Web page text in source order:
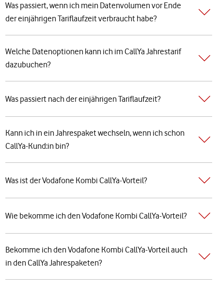
Was passiert, wenn ich mein Datenvolumen vor Ende
der einjährigen Tariflaufzeit verbraucht habe?
Welche Datenoptionen kann ich im CallYa Jahrestarif
dazubuchen?
Was passiert nach der einjährigen Tariflaufzeit?
Kann ich in ein Jahrespaket wechseln, wenn ich schon
CallYa-Kund:in bin?
Was ist der Vodafone Kombi CallYa-Vorteil?
Wie bekomme ich den Vodafone Kombi CallYa-Vorteil?
Bekomme ich den Vodafone Kombi CallYa-Vorteil auch
in den CallYa Jahrespaketen?